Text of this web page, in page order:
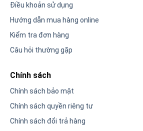
Điều khoản sử dụng
Hướng dẫn mua hàng online
Kiểm tra đơn hàng
Câu hỏi thường gặp
Chính sách
Chính sách bảo mật
Chính sách quyền riêng tư
Chính sách đổi trả hàng